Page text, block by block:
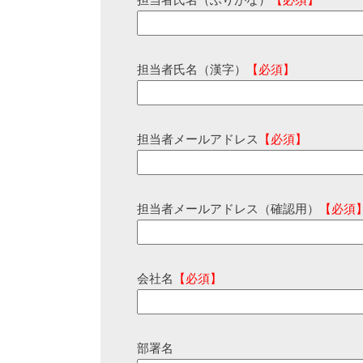
担当者氏名（漢字） 【必須】
担当者メールアドレス 【必須】
担当者メールアドレス（確認用） 【必須
会社名 【必須】
部署名